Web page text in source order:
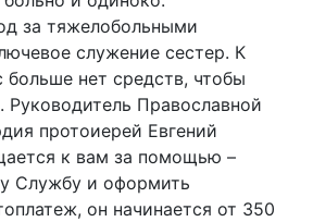
за тяжелобольными
служение сестер. К
нет средств, чтобы
Руководитель Православной
протоиерей Евгений
к вам за помощью–
Службу и оформить
он начинается от 350